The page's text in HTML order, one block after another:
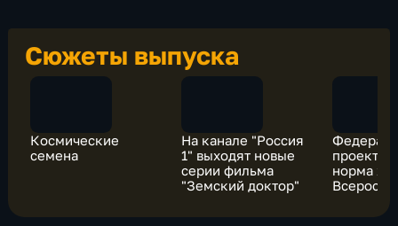
Сюжеты выпуска
Космические
семена
На канале "Россия
1" выходят новые
серии фильма
"Земский доктор"
проект
норма